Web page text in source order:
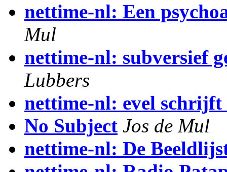
nettime-nl: Een
Mul
nettime-nl: subversief
Lubbers
nettime-nl: evel
No Subject Jos de Mul
nettime-nl: De